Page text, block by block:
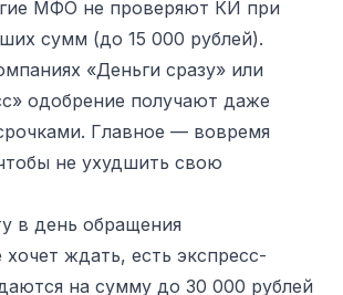
МФО не проверяют КИ при
сумм (до 15 000 рублей).
«Деньги сразу» или
одобрение получают даже
Главное — вовремя
не ухудшить свою
в день обращения
хочет ждать, есть экспресс-
на сумму до 30 000 рублей